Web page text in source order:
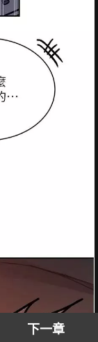
下一章